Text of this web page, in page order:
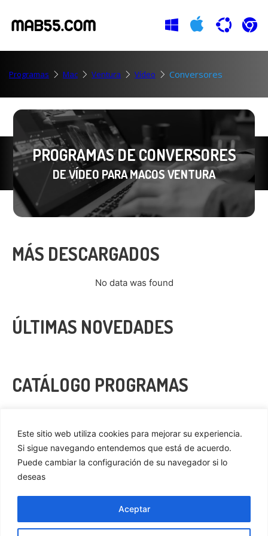
Este sitio web utiliza cookies para mejorar su experiencia.
Si sigue navegando entendemos que está de acuerdo.
Puede cambiar la configuración de su navegador si lo
deseas
Aceptar
Programas Mac Ventura Vídeo Conversores
PROGRAMAS DE CONVERSORES
DE VÍDEO PARA MACOS VENTURA
MÁS DESCARGADOS
No data was found
ÚLTIMAS NOVEDADES
CATÁLOGO PROGRAMAS
Cookies
Aviso Legal